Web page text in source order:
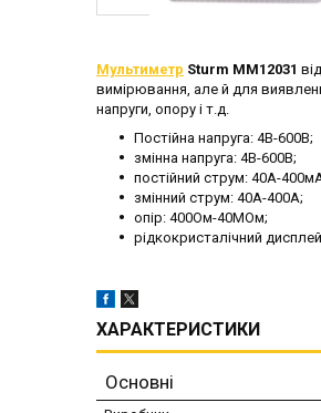
Мультиметр Sturm MM12031
вимірювання, але й для
напруги, опору і т.д.
Постійна напруга: 4В-600В;
змінна напруга: 4В-600В;
постійний струм: 40А-
змінний струм: 40А-400А;
опір: 400Ом-40МОм;
рідкокристалічний
ХАРАКТЕРИСТИКИ
Основні